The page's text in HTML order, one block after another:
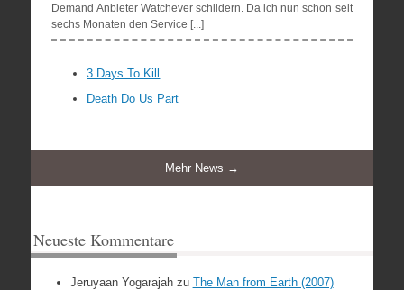
Demand Anbieter Watchever schildern. Da ich nun schon seit
sechs Monaten den Service [...]
3 Days To Kill
Death Do Us Part
Mehr News →
Neueste Kommentare
Jeruyaan Yogarajahzu The Man from Earth (2007)